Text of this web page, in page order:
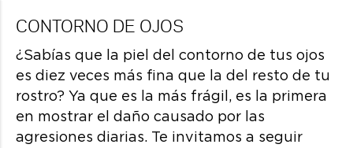
CONTORNO DE OJOS
¿Sabías que la piel del contorno de tus ojos
es diez veces más fina que la del resto de tu
rostro? Ya que es la más frágil, es la primera
en mostrar el daño causado por las
agresiones diarias. Te invitamos a seguir